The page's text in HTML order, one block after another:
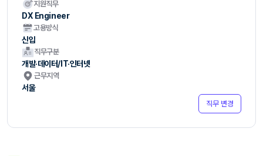
지원직무
DX Engineer
고용방식
신입
직무구분
개발·데이터/IT·인터넷
근무지역
서울
직무 변경